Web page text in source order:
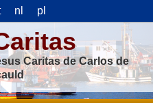
nl pl
Caritas de Carlos de